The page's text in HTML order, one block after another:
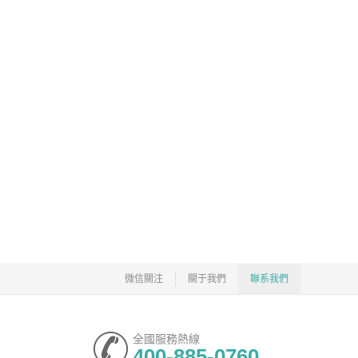
聯系我們
微信關注 關于我們
全國服務熱線